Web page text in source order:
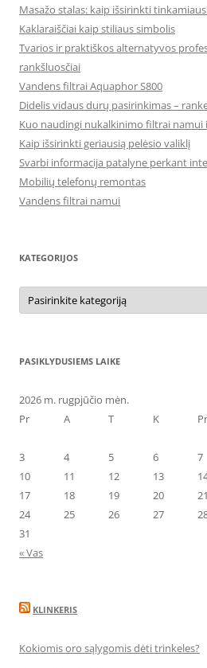
Masažo stalas: kaip išsirinkti
Kaklaraiščiai kaip stiliaus simbolis
Tvarios ir praktiškos alternatyvos
rankšluosčiai
Vandens filtrai Aquaphor S800
Didelis vidaus durų pasirinkimas –
Kuo naudingi nukalkinimo filtrai namui
Kaip išsirinkti geriausią pelėsio valiklį
Svarbi informacija patalyne perkant
Mobilių telefonų remontas
Vandens filtrai namui
KATEGORIJOS
Kategorijos
PASIKLYDUSIEMS LAIKE
2026 m. rugpjūčio mėn.
Pr
A T K
3
4 5 6 7
10
11 12 13
17
18 19 20 21
24
25 26 27
31
« Vas
KLINKERIS
Kokiomis oro sąlygomis dėti trinkeles?